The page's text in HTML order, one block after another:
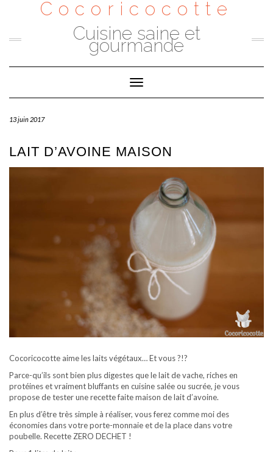
Cocoricocotte
Cuisine saine et
gourmande
Toggle
Navigation
13 juin 2017
LAIT D’AVOINE MAISON
Cocoricocotte aime les laits végétaux… Et vous ?!?
Parce-qu’ils sont bien plus digestes que le lait de vache, riches en
protéines et vraiment bluffants en cuisine salée ou sucrée, je vous
propose de tester une recette faite maison de lait d’avoine.
En plus d’être très simple à réaliser, vous ferez comme moi des
économies dans votre porte-monnaie et de la place dans votre
poubelle. Recette ZERO DECHET !